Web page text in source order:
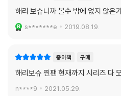
해리 보슈니까 볼수 밖에 없지 않은
s*******e 2019.08.19.
종이책 구매
해리보슈 찐팬 현재까지 시리즈 다
n****9 2021.05.29.